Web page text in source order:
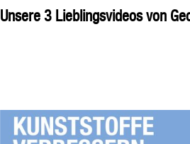
Unsere 3 Lieblingsvideos von